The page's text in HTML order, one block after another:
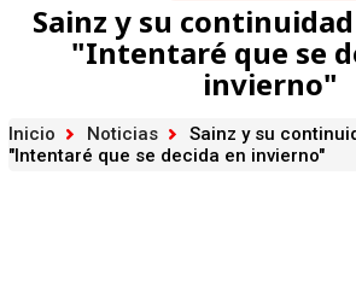
Sainz y su
"Intentaré que se
invierno"
Inicio Noticias
Sainz y su
"Intentaré que se decida en invierno"